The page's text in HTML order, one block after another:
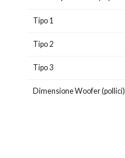
Tipo 1
Tipo 2
Tipo 3
Dimensione Woofer (pollici)